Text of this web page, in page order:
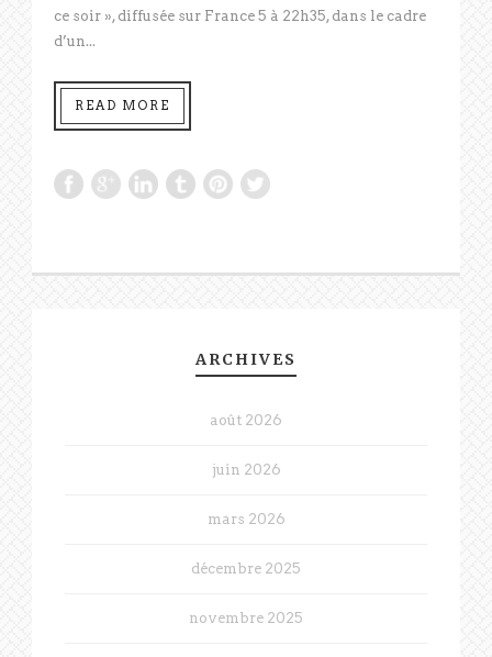
ce soir », diffusée sur France 5 à 22h35, dans le cadre
d’un...
READ MORE
ARCHIVES
août 2026
juin 2026
mars 2026
décembre 2025
novembre 2025